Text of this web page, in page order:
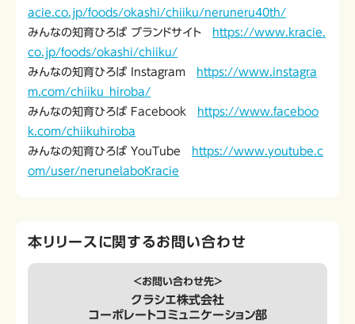
acie.co.jp/foods/okashi/chiiku/neruneru40th/
みんなの知育ひろば ブランドサイト
https://www.kracie.
co.jp/foods/okashi/chiiku/
みんなの知育ひろば Instagram
https://www.instagra
m.com/chiiku_hiroba/
みんなの知育ひろば Facebook
https://www.faceboo
k.com/chiikuhiroba
みんなの知育ひろば YouTube
https://www.youtube.c
om/user/nerunelaboKracie
本リリースに関するお問い合わせ
＜お問い合わせ先＞
クラシエ株式会社
コーポレートコミュニケーション部